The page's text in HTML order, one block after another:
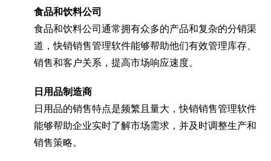
食品和饮料公司
食品和饮料公司通常拥有众多的产品和复杂的分销渠
道，快销销售管理软件能够帮助他们有效管理库存、
销售和客户关系，提高市场响应速度。
日用品制造商
日用品的销售特点是频繁且量大，快销销售管理软件
能够帮助企业实时了解市场需求，并及时调整生产和
销售策略。